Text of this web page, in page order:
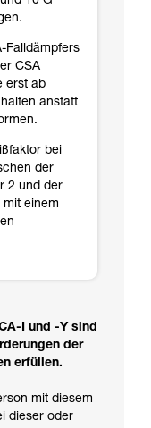
Falldämpfers
CSA
erst ab
anstatt
bei
der
2 und der
einem
I und -Y sind
der
erfüllen.
mit diesem
dieser oder